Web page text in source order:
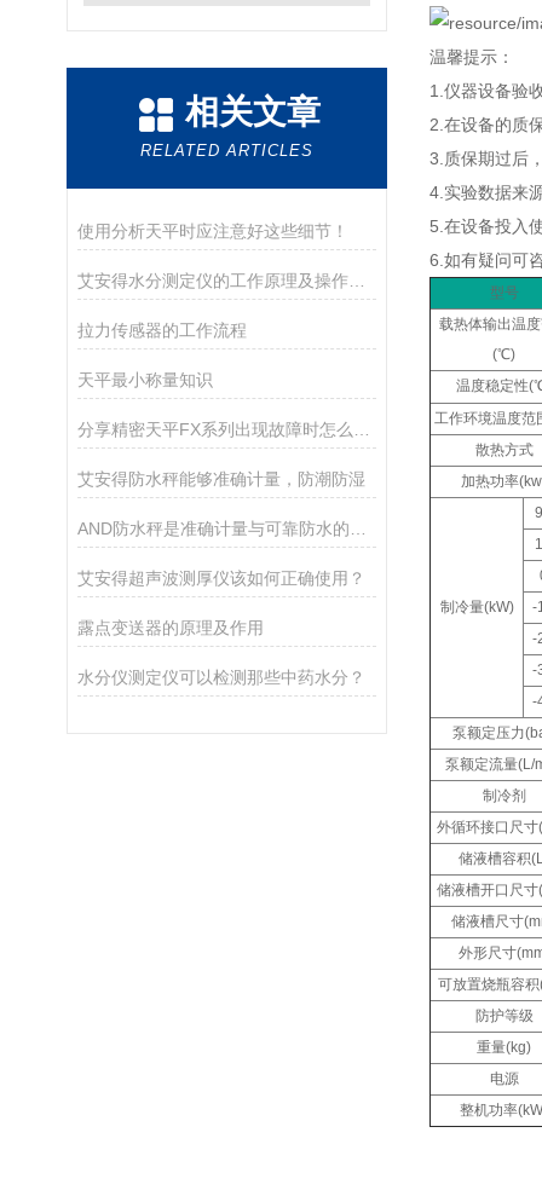
相关文章
RELATED ARTICLES
使用分析天平时应注意好这些细节！
艾安得水分测定仪的工作原理及操作指南
拉力传感器的工作流程
天平最小称量知识
艾安得防水秤能够准确计量，防潮防湿
艾安得超声波测厚仪该如何正确使用？
露点变送器的原理及作用
水分仪测定仪可以检测那些中药水分？
温馨提示：
1.仪器设备验
2.在设备的质
3.质保期过后
4.实验数据来
5.在设备投入
6.如有疑问可
型号
载热体输出温
(℃)
温度稳定性
工作环境温度
散热方式
加热功率
制冷量(kW)
-
-
-
-
泵额定压力
泵额定流量(L/
制冷剂
外循环接口尺寸
储液槽容积
储液槽开口尺寸
储液槽尺寸
外形尺寸
可放置烧瓶容
防护等级
重量(kg)
电源
整机功率